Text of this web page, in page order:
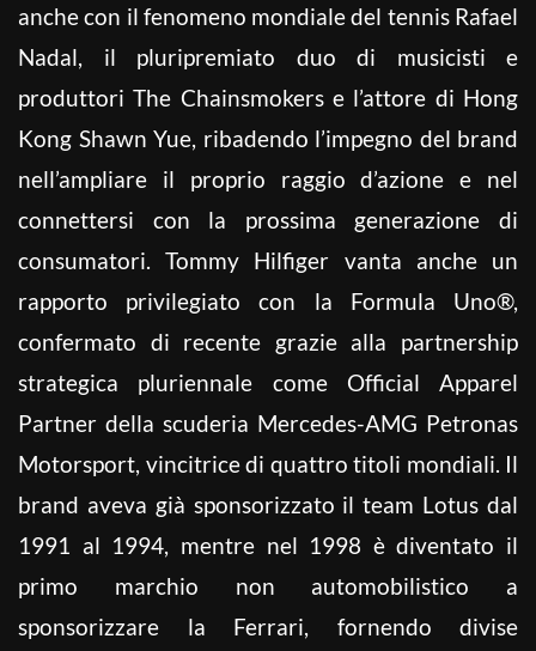
anche con il fenomeno mondiale del tennis Rafael
Nadal, il pluripremiato duo di musicisti e
produttori The Chainsmokers e l’attore di Hong
Kong Shawn Yue, ribadendo l’impegno del brand
nell’ampliare il proprio raggio d’azione e nel
connettersi con la prossima generazione di
consumatori. Tommy Hilfiger vanta anche un
rapporto privilegiato con la Formula Uno®,
confermato di recente grazie alla partnership
strategica pluriennale come Official Apparel
Partner della scuderia Mercedes-AMG Petronas
Motorsport, vincitrice di quattro titoli mondiali. Il
brand aveva già sponsorizzato il team Lotus dal
1991 al 1994, mentre nel 1998 è diventato il
primo marchio non automobilistico a
sponsorizzare la Ferrari, fornendo divise